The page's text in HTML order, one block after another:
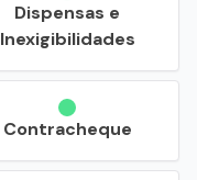
Dispensas e
Inexigibilidades
Contracheque